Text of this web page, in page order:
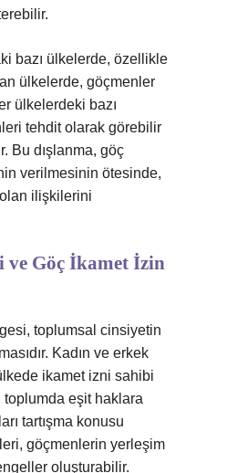
bazı ülkelerde, özellikle
ülkelerde, göçmenler
ülkelerdeki bazı
tehdit olarak görebilir
Bu dışlanma, göç
verilmesinin ötesinde,
ilişkilerini
ve Göç İkamet İzin
toplumsal cinsiyetin
Kadın ve erkek
ikamet izni sahibi
toplumda eşit haklara
tartışma konusu
göçmenlerin yerleşim
oluşturabilir.